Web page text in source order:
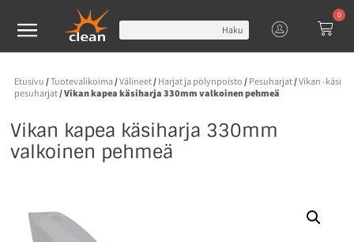
Haku
0
Etusivu /Tuotevalikoima/Välineet/ Harjat ja pölynpoisto / Pesuharjat/Vikan -käsi
pesuharjat/ Vikan kapea käsiharja 330mm valkoinen pehmeä
Vikan kapea käsiharja 330mm
valkoinen pehmeä